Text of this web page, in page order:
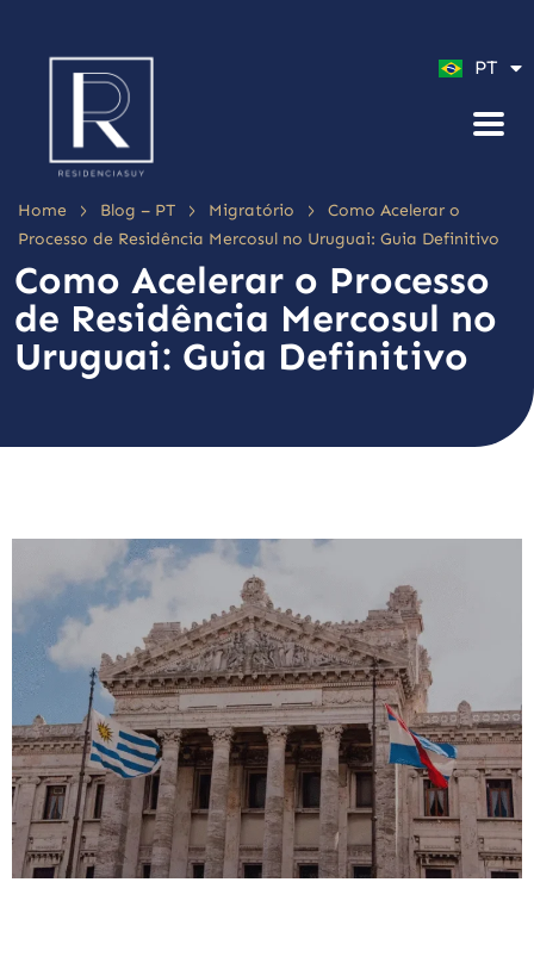
PT
EN
Home > Blog – PT > Migratório >
Como Acelerar o
Processo de Residência Mercosul no Uruguai: Guia Definitivo
Como Acelerar o Processo
de Residência Mercosul no
Uruguai: Guia Definitivo